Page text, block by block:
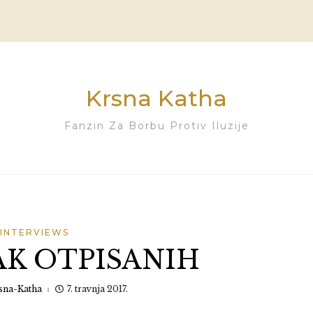
Krsna Katha
Fanzin Za Borbu Protiv Iluzije
INTERVIEWS
OTPISANIH
Katha 7. travnja 2017.